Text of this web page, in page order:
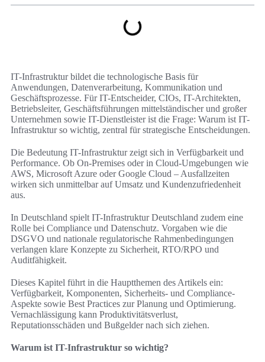
IT-Infrastruktur bildet die technologische Basis für
Anwendungen, Datenverarbeitung, Kommunikation und
Geschäftsprozesse. Für IT-Entscheider, CIOs, IT-Architekten,
Betriebsleiter, Geschäftsführungen mittelständischer und großer
Unternehmen sowie IT-Dienstleister ist die Frage: Warum ist IT-
Infrastruktur so wichtig, zentral für strategische Entscheidungen.
Die Bedeutung IT-Infrastruktur zeigt sich in Verfügbarkeit und
Performance. Ob On-Premises oder in Cloud-Umgebungen wie
AWS, Microsoft Azure oder Google Cloud – Ausfallzeiten
wirken sich unmittelbar auf Umsatz und Kundenzufriedenheit
aus.
In Deutschland spielt IT-Infrastruktur Deutschland zudem eine
Rolle bei Compliance und Datenschutz. Vorgaben wie die
DSGVO und nationale regulatorische Rahmenbedingungen
verlangen klare Konzepte zu Sicherheit, RTO/RPO und
Auditfähigkeit.
Dieses Kapitel führt in die Hauptthemen des Artikels ein:
Verfügbarkeit, Komponenten, Sicherheits- und Compliance-
Aspekte sowie Best Practices zur Planung und Optimierung.
Vernachlässigung kann Produktivitätsverlust,
Reputationsschäden und Bußgelder nach sich ziehen.
Warum ist IT-Infrastruktur so wichtig?